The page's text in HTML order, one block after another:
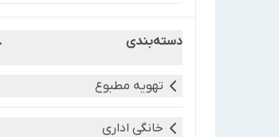
دسته‌بندی
تهویه مطبوع
خانگی اداری